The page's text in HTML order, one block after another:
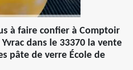
à faire confier à Comptoir
dans le 33370 la vente
pâte de verre École de